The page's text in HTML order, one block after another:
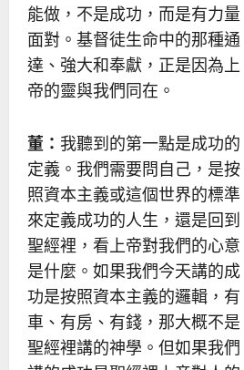
能做，不是成功，而是有力量
面對。基督徒生命中的那種通
達、強大和奉獻，正是因為上
帝的靈與我們同在。
董： 我聽到的第一點是成功的
定義。我們需要問自己，是按
照資本主義或這個世界的標準
來定義成功的人生，還是回到
聖經裡，看上帝對我們的心意
是什麼。如果我們今天講的成
功是按照資本主義的邏輯，有
車、有房、有錢，那大概不是
聖經裡講的神學。但如果我們